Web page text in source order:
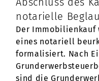
notarielle
Der Immobilienkauf
eines notariell
formalisiert. Nach
sind die